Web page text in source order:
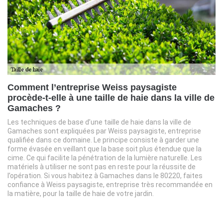
Comment l’entreprise Weiss paysagiste
procède-t-elle à une taille de haie dans la ville de
Gamaches ?
Les techniques de base d’une taille de haie dans la ville de
Gamaches sont expliquées par Weiss paysagiste, entreprise
qualifiée dans ce domaine. Le principe consiste à garder une
forme évasée en veillant que la base soit plus étendue que la
cime. Ce qui facilite la pénétration de la lumière naturelle. Les
matériels à utiliser ne sont pas en reste pour la réussite de
l’opération. Si vous habitez à Gamaches dans le 80220, faites
confiance à Weiss paysagiste, entreprise très recommandée en
la matière, pour la taille de haie de votre jardin.